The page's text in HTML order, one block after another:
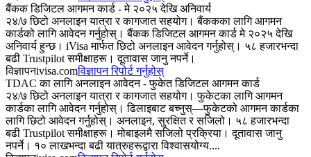
बैंकक डिजिटल आगमन कार्ड - मे २०२५ देखि अनिवार्य
२४/७ छिटो अनलाइन यात्रा र कागजात सहयोग। बैंककका लागि आगमन
कार्डको लागि आवेदन गर्नुहोस्। बैंकक डिजिटल आगमन कार्ड मे २०२५ देखि
अनिवार्य हुन्छ। iVisa मार्फत छिटो अनलाइन आवेदन गर्नुहोस्। ५८ हजारभन्दा
बढी Trustpilot समीक्षाहरू। दूतावास जानु नपर्ने।
विज्ञापनivisa.comविज्ञापन रिपोर्ट गर्नुहोस्
TDAC का लागि अनलाइन आवेदन - फुकेत डिजिटल आगमन कार्ड
२४/७ छिटो अनलाइन यात्रा र कागजात सहयोग। फुकेटका लागि आगमन
कार्डका लागि आवेदन गर्नुहोस्। ढिलाइबाट बच्नुस्—फुकेटको आगमन कार्डका
लागि छिटो आवेदन गर्नुहोस्। अनलाइन, सुरक्षित र सजिलो। ५८ हजारभन्दा
बढी Trustpilot समीक्षाहरू। मोबाइलमै सजिलो प्रक्रिया। दूतावास जानु
नपर्ने। १० लाखभन्दा बढी यात्रुहरूद्वारा विश्वासयोग्य....